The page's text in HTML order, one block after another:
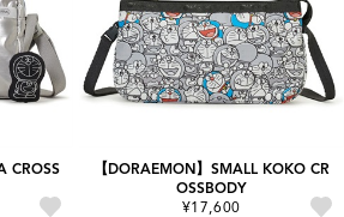
CROSS
【DORAEMON】SMALL KOKO CR
OSSBODY
¥17,600